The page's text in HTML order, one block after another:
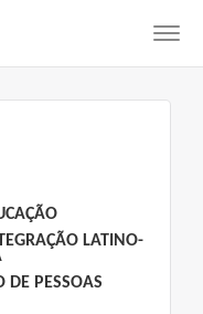
LATINO-
DE PESSOAS